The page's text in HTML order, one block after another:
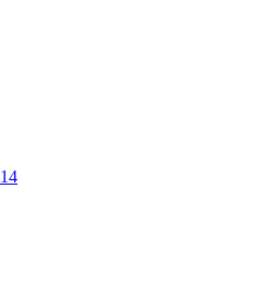
14